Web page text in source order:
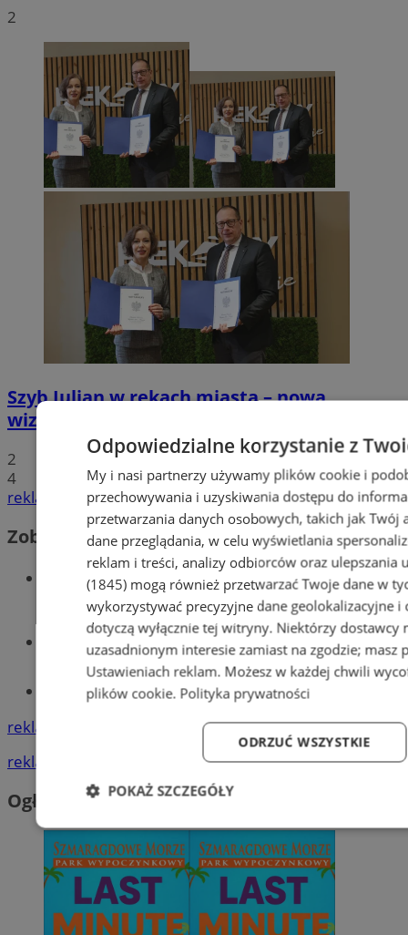
2
Szyb Julian w rękach miasta – nowa
wizytówka Piekar Śląskich
2
4
reklama
Zobacz również
Wiadomości kryminalne w Piekarach
Śląskich
Wiadomości lokalne
Tworzenie stron www - Piekary Śląskie
reklama
reklama
Ogłoszenia
Odpowiedzialne korzystanie z
My i nasi partnerzy używamy plików cookie i
przechowywania i uzyskiwania dostępu do
przetwarzania danych osobowych, takich jak
dane przeglądania, w celu wyświetlania
reklam i treści, analizy odbiorców oraz ulepszania
(1845)mogą również przetwarzać Twoje dane w
wykorzystywać precyzyjne dane geolokalizacyjne
dotyczą wyłącznie tej witryny. Niektórzy dostawcy
uzasadnionym interesie zamiast na zgodzie; masz
Ustawieniach reklam. Możesz w każdej chwili
plików cookie. Polityka prywatności
ODRZUĆ WSZYSTKIE
POKAŻ SZCZEGÓŁY
Niezbędne Wydajność Targetowanie